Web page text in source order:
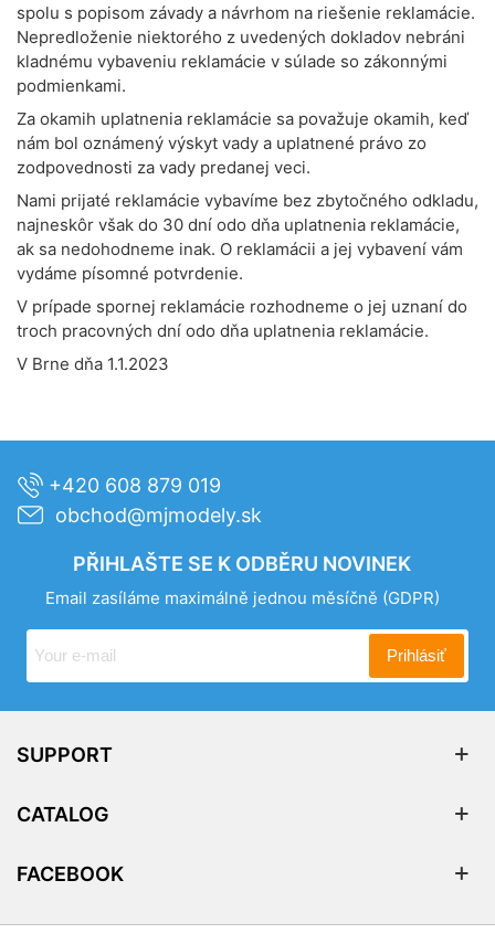
spolu s popisom závady a návrhom na riešenie reklamácie.
Nepredloženie niektorého z uvedených dokladov nebráni
kladnému vybaveniu reklamácie v súlade so zákonnými
podmienkami.
Za okamih uplatnenia reklamácie sa považuje okamih, keď
nám bol oznámený výskyt vady a uplatnené právo zo
zodpovednosti za vady predanej veci.
Nami prijaté reklamácie vybavíme bez zbytočného odkladu,
najneskôr však do 30 dní odo dňa uplatnenia reklamácie,
ak sa nedohodneme inak. O reklamácii a jej vybavení vám
vydáme písomné potvrdenie.
V prípade spornej reklamácie rozhodneme o jej uznaní do
troch pracovných dní odo dňa uplatnenia reklamácie.
V Brne dňa 1.1.2023
+420 608 879 019
obchod@mjmodely.sk
PŘIHLAŠTE SE K ODBĚRU NOVINEK
Email zasíláme maximálně jednou měsíčně (GDPR)
Prihlásiť
SUPPORT
CATALOG
FACEBOOK